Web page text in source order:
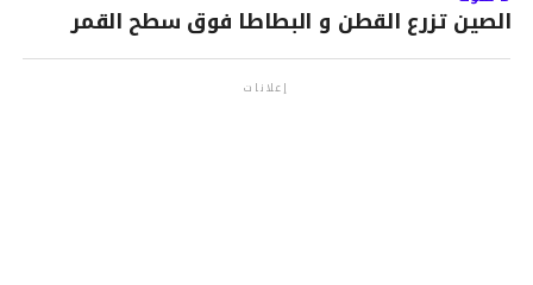
الصين تزرع القطن و البطاطا فوق سطح القمر
إعلانات